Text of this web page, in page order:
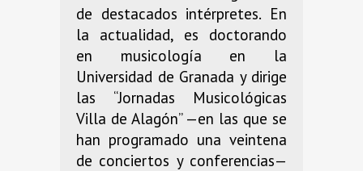
de destacados intérpretes. En
la actualidad, es doctorando
en musicología en la
Universidad de Granada y dirige
las “Jornadas Musicológicas
Villa de Alagón” —en las que se
han programado una veintena
de conciertos y conferencias—